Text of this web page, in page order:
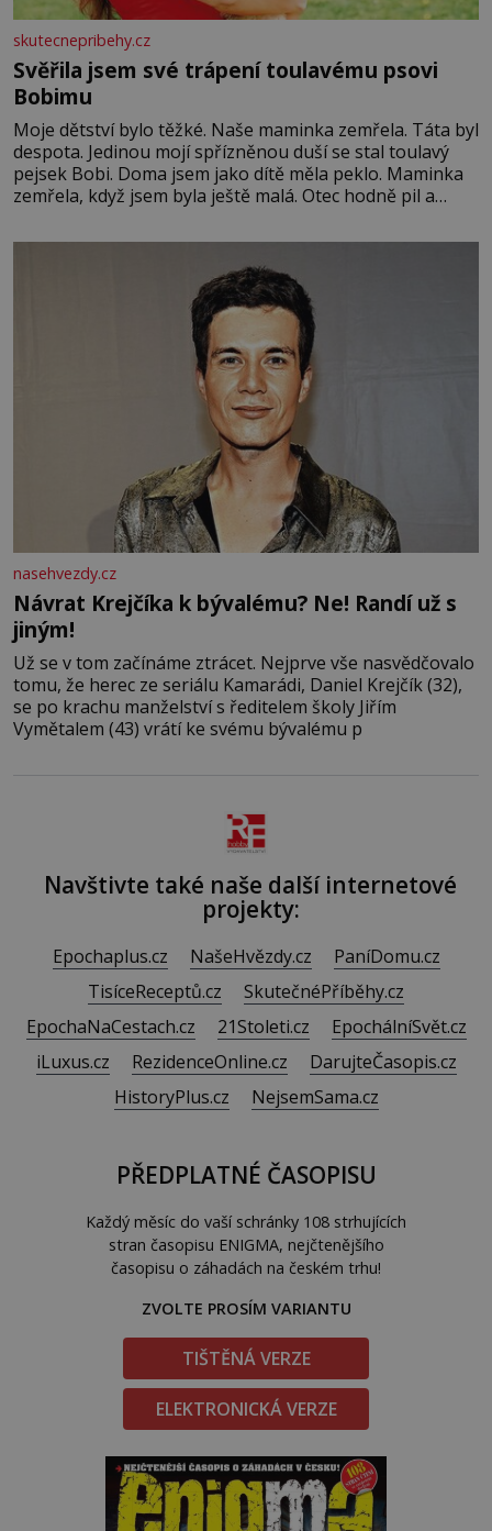
skutecnepribehy.cz
Svěřila jsem své trápení toulavému psovi
Bobimu
Moje dětství bylo těžké. Naše maminka zemřela. Táta byl
despota. Jedinou mojí spřízněnou duší se stal toulavý
pejsek Bobi. Doma jsem jako dítě měla peklo. Maminka
zemřela, když jsem byla ještě malá. Otec hodně pil a
chodila do školy u nás na vesnici. Měli mě tam rádi,
nasehvezdy.cz
Návrat Krejčíka k bývalému? Ne! Randí už s
jiným!
Už se v tom začínáme ztrácet. Nejprve vše nasvědčovalo
tomu, že herec ze seriálu Kamarádi, Daniel Krejčík (32),
se po krachu manželství s ředitelem školy Jiřím
Vymětalem (43) vrátí ke svému bývalému p
Navštivte také naše další internetové
projekty:
Epochaplus.cz NašeHvězdy.cz
PaníDomu.cz
TisíceReceptů.cz
SkutečnéPříběhy.cz
EpochaNaCestach.cz
21Stoleti.cz
EpochálníSvět.cz
iLuxus.cz
RezidenceOnline.cz
DarujteČasopis.cz
HistoryPlus.cz
NejsemSama.cz
PŘEDPLATNÉ ČASOPISU
Každý měsíc do vaší schránky 108 strhujících
stran časopisu ENIGMA, nejčtenějšího
časopisu o záhadách na českém trhu!
ZVOLTE PROSÍM VARIANTU
TIŠTĚNÁ VERZE
ELEKTRONICKÁ VERZE